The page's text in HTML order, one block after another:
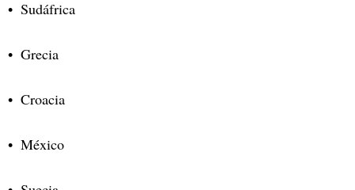
Sudáfrica
Grecia
Croacia
México